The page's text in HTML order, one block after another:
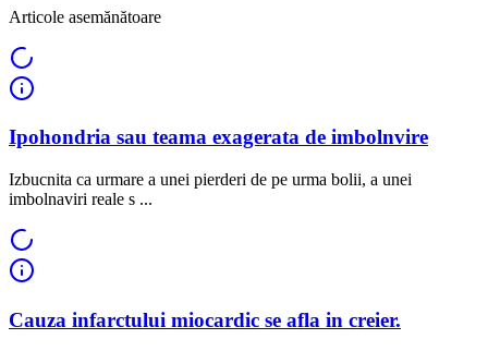
Articole asemănătoare
Ipohondria sau teama exagerata de imbolnvire
Izbucnita ca urmare a unei pierderi de pe urma bolii, a unei
imbolnaviri reale s ...
Cauza infarctului miocardic se afla in creier.